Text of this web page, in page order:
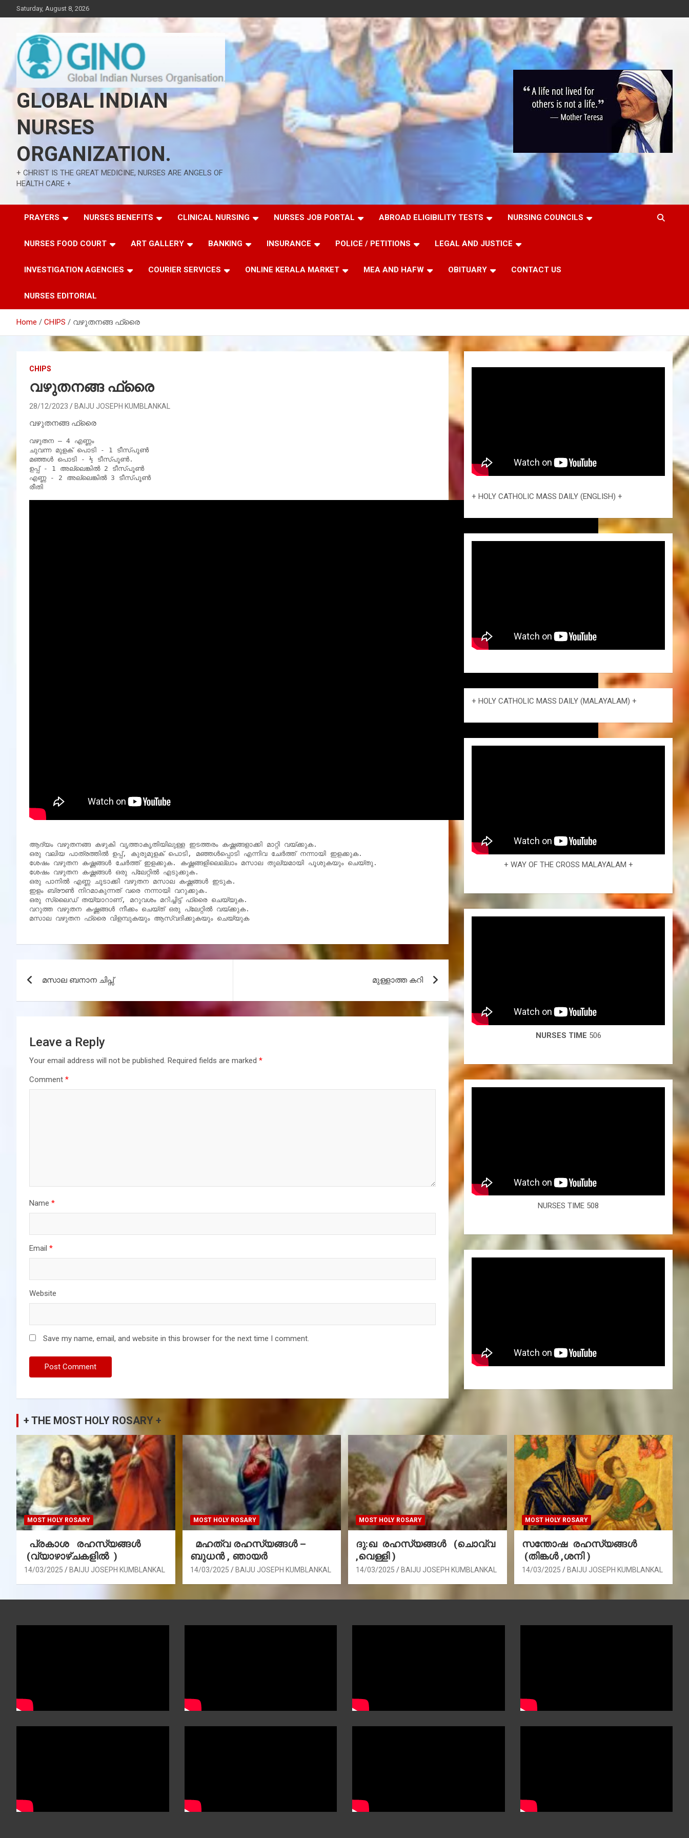
to
Saturday, August 8, 2026
GLOBAL INDIAN
NURSES
ORGANIZATION.
+ CHRIST IS THE GREAT MEDICINE, NURSES ARE ANGELS OF
HEALTH CARE +
PRAYERS NURSES BENEFITS CLINICAL NURSING NURSES JOB PORTAL ABROAD ELIGIBILITY TESTS NURSING COUNCILS
NURSES FOOD COURT ART GALLERY BANKING INSURANCE POLICE / PETITIONS LEGAL AND JUSTICE
INVESTIGATION AGENCIES COURIER SERVICES ONLINE KERALA MARKET MEA AND HAFW OBITUARY CONTACT US
NURSES EDITORIAL
Home CHIPS വഴുതനങ്ങ ഫ്രൈ
CHIPS
വഴുതനങ്ങ ഫ്രൈ
28/12/2023 BAIJU JOSEPH KUMBLANKAL
വഴുതനങ്ങ ഫ്രൈ
വഴുതന – 4 എണ്ണം
ചുവന്ന മുളക് പൊടി - 1 ടീസ്പൂൺ
മഞ്ഞൾ പൊടി - ½ ടീസ്പൂൺ.
ഉപ്പ് - 1 അല്ലെങ്കിൽ 2 ടീസ്പൂൺ
എണ്ണ - 2 അല്ലെങ്കിൽ 3 ടീസ്പൂൺ
രീതി
ആദ്യം വഴുതനങ്ങ കഴുകി വൃത്താകൃതിയിലുള്ള ഇടത്തരം കഷ്ണങ്ങളാക്കി മാറ്റി വയ്ക്കുക.
ഒരു വലിയ പാത്രത്തിൽ ഉപ്പ്, കുരുമുളക് പൊടി, മഞ്ഞൾപ്പൊടി എന്നിവ ചേർത്ത് നന്നായി ഇളക്കുക.
ശേഷം വഴുതന കഷ്ണങ്ങൾ ചേർത്ത് ഇളക്കുക. കഷ്ണങ്ങളിലെല്ലാം മസാല തുല്യമായി പൂശുകയും ചെയ്തു.
ശേഷം വഴുതന കഷ്ണങ്ങൾ ഒരു പ്ലേറ്റിൽ എടുക്കുക.
ഒരു പാനിൽ എണ്ണ ചൂടാക്കി വഴുതന മസാല കഷ്ണങ്ങൾ ഇടുക.
ഇളം ബ്രൗൺ നിറമാകുന്നത് വരെ നന്നായി വറുക്കുക.
ഒരു സ്ലൈഡ് തയ്യാറാണ്, മറുവശം മറിച്ചിട്ട് ഫ്രൈ ചെയ്യുക.
വറുത്ത വഴുതന കഷ്ണങ്ങൾ നീക്കം ചെയ്ത് ഒരു പ്ലേറ്റിൽ വയ്ക്കുക.
മസാല വഴുതന ഫ്രൈ വിളമ്പുകയും ആസ്വദിക്കുകയും ചെയ്യുക
navigation
മസാല ബനാന ചിപ്സ് മുള്ളാത്ത കറി
Leave a Reply
Your email address will not be published. Required fields are marked *
Comment *
Name *
Email *
Website
Save my name, email, and website in this browser for the next time I comment.
+ HOLY CATHOLIC MASS DAILY (ENGLISH) +
+ HOLY CATHOLIC MASS DAILY (MALAYALAM) +
+ WAY OF THE CROSS MALAYALAM +
NURSES TIME 506
NURSES TIME 508
+ THE MOST HOLY ROSARY +
MOST HOLY ROSARY
പ്രകാശ രഹസ്യങ്ങൾ
(വ്യാഴാഴ്ചകളിൽ )
14/03/2025 BAIJU JOSEPH KUMBLANKAL
MOST HOLY ROSARY
മഹത്വ രഹസ്യങ്ങള്‍ –
ബുധൻ , ഞായർ
14/03/2025 BAIJU JOSEPH KUMBLANKAL
MOST HOLY ROSARY
ദു:ഖ രഹസ്യങ്ങൾ (ചൊവ്വ
,വെള്ളി )
14/03/2025 BAIJU JOSEPH KUMBLANKAL
MOST HOLY ROSARY
സന്തോഷ രഹസ്യങ്ങൾ
(തിങ്കൾ ,ശനി )
14/03/2025 BAIJU JOSEPH KUMBLANKAL